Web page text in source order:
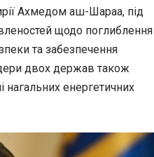
Ахмедом аш-Шараа, під
щодо поглиблення
та забезпечення
двох держав також
нагальних енергетичних